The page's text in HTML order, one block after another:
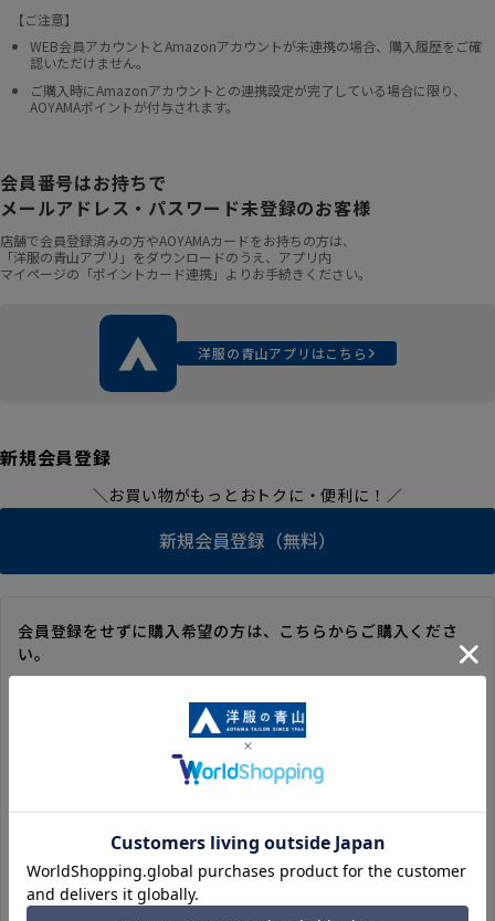
【ご注意】
WEB会員アカウントとAmazonアカウントが未連携の場合、購入履歴をご確
認いただけません。
ご購入時にAmazonアカウントとの連携設定が完了している場合に限り、
AOYAMAポイントが付与されます。
会員番号はお持ちで
メールアドレス・パスワード未登録のお客様
店舗で会員登録済みの方やAOYAMAカードをお持ちの方は、
「洋服の青山アプリ」をダウンロードのうえ、アプリ内
マイページの「ポイントカード連携」よりお手続きください。
洋服の青山アプリはこちら
新規会員登録
＼お買い物がもっとおトクに・便利に！／
新規会員登録（無料）
会員登録をせずに購入希望の方は、こちらからご購入くださ
い。
毎回のご注文時に入力いただく必要があります。
※洋服の青山オンラインストアのポイントは付与されません。
また、ゲスト購入後の会員情報統合・ポイントの付与は、対応
※購入履歴の確認、領収書の発行、キャンセル手続きはご利用
いただけません。